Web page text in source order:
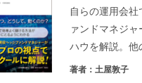
自らの運用会
ァンドマネジ
ハウを解説。他
著者：土屋敦子